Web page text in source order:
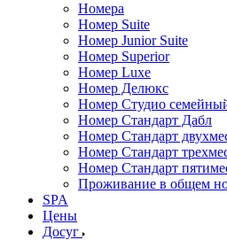
Номера
Номер Suite
Номер Junior Suite
Номер Superior
Номер Luxe
Номер Делюкс
Номер Студио
Номер Стандарт Дабл
Номер Стандарт
Номер Стандарт
Номер Стандарт
Проживание в общем
SPA
Цены
Досуг